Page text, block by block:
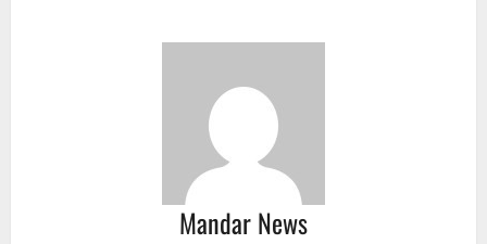
Mandar News